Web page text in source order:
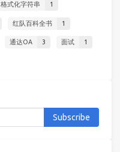
格式化字符串 1
红队百科全书 1
通达OA 3 面试 1